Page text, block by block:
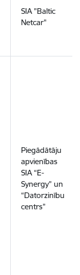
SIA "Baltic
Netcar"
Piegādātāju
apvienības
SIA “E-
Synergy” un
“Datorzinību
centrs”